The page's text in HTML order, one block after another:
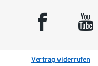
facebook youtube
Vertrag widerrufen